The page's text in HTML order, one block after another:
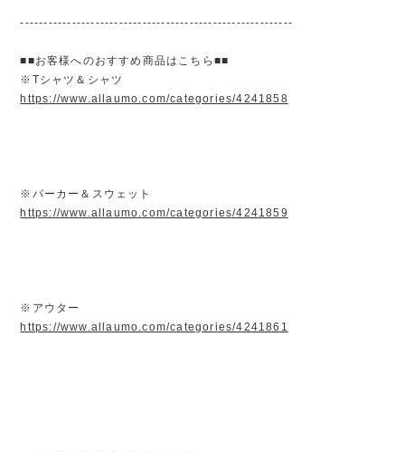
----------------------------------------------------------
■■お客様へのおすすめ商品はこちら■■
※Tシャツ＆シャツ
https://www.allaumo.com/categories/4241858
※パーカー＆スウェット
https://www.allaumo.com/categories/4241859
※アウター
https://www.allaumo.com/categories/4241861